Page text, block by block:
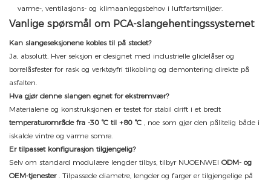
varme-, ventilasjons- og klimaanleggsbehov i luftfartsmiljøer.
Vanlige spørsmål om PCA-slangehentingssystemet
Kan slangeseksjonene kobles til på stedet?
Ja, absolutt. Hver seksjon er designet med industrielle glidelåser og
borrelåsfester for rask og verktøyfri tilkobling og demontering direkte på
asfalten.
Hva gjør denne slangen egnet for ekstremvær?
Materialene og konstruksjonen er testet for stabil drift i et bredt
temperaturområde fra -30 °C til +80 °C , noe som gjør den pålitelig både i
iskalde vintre og varme somre.
Er tilpasset konfigurasjon tilgjengelig?
Selv om standard modulære lengder tilbys, tilbyr NUOENWEI ODM- og
OEM-tjenester. Tilpassede diametre, lengder og farger er tilgjengelige på